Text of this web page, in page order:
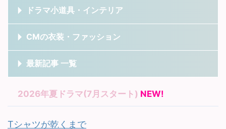
ドラマ小道具・インテリア
CMの衣装・ファッション
最新記事 一覧
2026年夏ドラマ(7月スタート) NEW!
Tシャツが乾くまで